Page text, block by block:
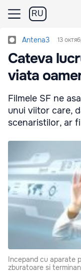
RU
Antena3 13
Cateva
viata
Filmele SF ne
unui viitor care,
scenaristilor, ar
Incepand cu aparate
zburatoare si